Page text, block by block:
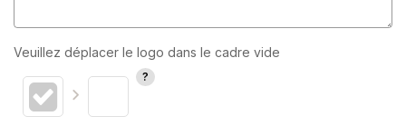
Veuillez déplacer le logo dans le cadre vide